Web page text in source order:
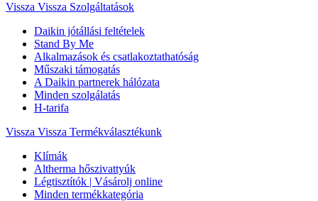
Vissza Vissza Szolgáltatások
Daikin jótállási feltételek
Stand By Me
Alkalmazások és csatlakoztathatóság
Műszaki támogatás
A Daikin partnerek hálózata
Minden szolgálatás
H-tarifa
Vissza Vissza Termékválasztékunk
Klímák
Altherma hőszivattyúk
Légtisztítók | Vásárolj online
Minden termékkategória